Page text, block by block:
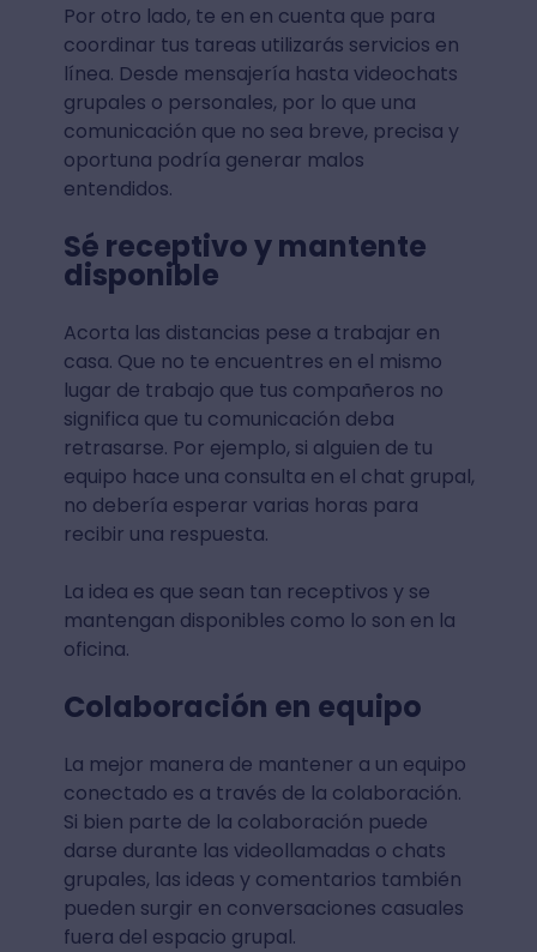
Por otro lado, te en en cuenta que para
coordinar tus tareas utilizarás servicios en
línea. Desde mensajería hasta videochats
grupales o personales, por lo que una
comunicación que no sea breve, precisa y
oportuna podría generar malos
entendidos.
Sé receptivo y mantente
disponible
Acorta las distancias pese a trabajar en
casa. Que no te encuentres en el mismo
lugar de trabajo que tus compañeros no
significa que tu comunicación deba
retrasarse. Por ejemplo, si alguien de tu
equipo hace una consulta en el chat grupal,
no debería esperar varias horas para
recibir una respuesta.
La idea es que sean tan receptivos y se
mantengan disponibles como lo son en la
oficina.
Colaboración en equipo
La mejor manera de mantener a un equipo
conectado es a través de la colaboración.
Si bien parte de la colaboración puede
darse durante las videollamadas o chats
grupales, las ideas y comentarios también
pueden surgir en conversaciones casuales
fuera del espacio grupal.